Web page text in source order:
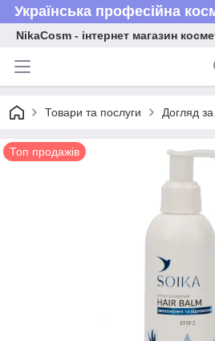
Українська професійна
NikaCosm - інтернет магазин
Товари та послуги Догляд
Топ продажів